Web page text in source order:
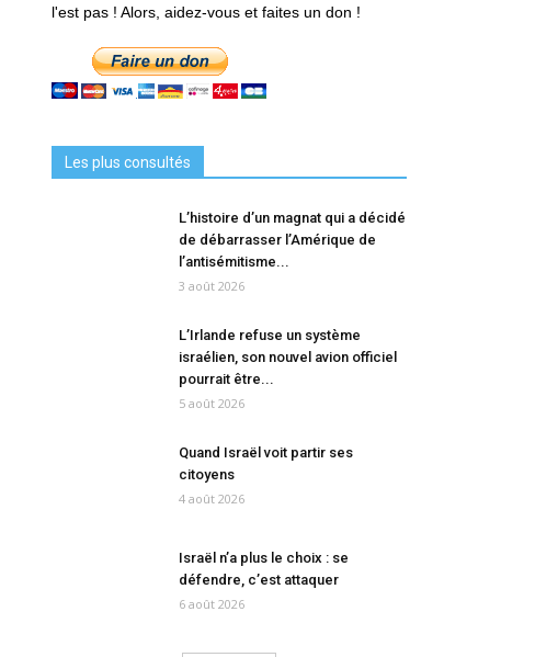
l'est pas ! Alors, aidez-vous et faites un don !
Les plus consultés
L’histoire d’un magnat qui a décidé
de débarrasser l’Amérique de
l’antisémitisme...
3 août 2026
L’Irlande refuse un système
israélien, son nouvel avion officiel
pourrait être...
5 août 2026
Quand Israël voit partir ses
citoyens
4 août 2026
Israël n’a plus le choix : se
défendre, c’est attaquer
6 août 2026